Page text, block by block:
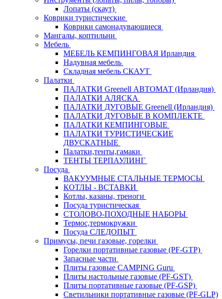
Лопаты (скаут)
Коврики туристические
Коврики самонадувающиеся
Мангалы, коптильни
Мебель
МЕБЕЛЬ КЕМПИНГОВАЯ Ирландия
Надувная мебель
Складная мебель СКАУТ
Палатки
ПАЛАТКИ Greenell АВТОМАТ (Ирландия)
ПАЛАТКИ АЛЯСКА
ПАЛАТКИ ДУГОВЫЕ Greenell (Ирландия)
ПАЛАТКИ ДУГОВЫЕ В КОМПЛЕКТЕ
ПАЛАТКИ КЕМПИНГОВЫЕ
ПАЛАТКИ ТУРИСТИЧЕСКИЕ
ДВУСКАТНЫЕ
Палатки,тенты,гамаки
ТЕНТЫ ТЕРПАУЛИНГ
Посуда
ВАКУУМНЫЕ СТАЛЬНЫЕ ТЕРМОСЫ
КОТЛЫ - ВСТАВКИ
Котлы, казаны, треноги
Посуда туристическая
СТОЛОВО-ПОХОДНЫЕ НАБОРЫ
Термос,термокружки
Посуда СЛЕДОПЫТ
Примусы, печи газовые, горелки
Горелки портативные газовые (PF-GTP)
Запасные части
Плиты газовые CAMPING Guru
Плиты настольные газовые (PF-GST)
Плиты портативные газовые (PF-GSP)
Светильники портативные газовые (PF-GLP)